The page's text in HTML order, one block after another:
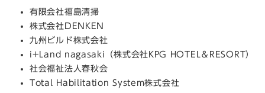
有限会社福島清掃
株式会社DENKEN
九州ビルド株式会社
i+Land nagasaki（株式会社KPG HOTEL＆RESORT）
社会福祉法人春秋会
Total Habilitation System株式会社